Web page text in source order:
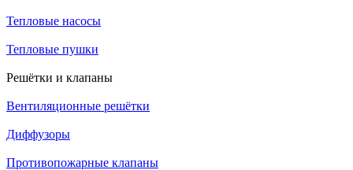
Тепловые насосы
Тепловые пушки
Решётки и клапаны
Вентиляционные решётки
Диффузоры
Противопожарные клапаны